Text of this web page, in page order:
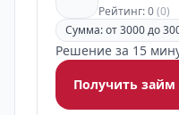
Рейтинг: 0(0)
Сумма: от 3000 до
Решение за 15
Получить займ